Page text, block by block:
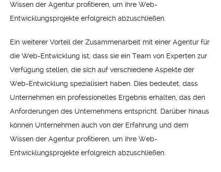
Wissen der Agentur profitieren, um ihre Web-
Entwicklungsprojekte erfolgreich abzuschließen.
Ein weiterer Vorteil der Zusammenarbeit mit einer Agentur für
die Web-Entwicklung ist, dass sie ein Team von Experten zur
Verfügung stellen, die sich auf verschiedene Aspekte der
Web-Entwicklung spezialisiert haben. Dies bedeutet, dass
Unternehmen ein professionelles Ergebnis erhalten, das den
Anforderungen des Unternehmens entspricht. Darüber hinaus
können Unternehmen auch von der Erfahrung und dem
Wissen der Agentur profitieren, um ihre Web-
Entwicklungsprojekte erfolgreich abzuschließen.